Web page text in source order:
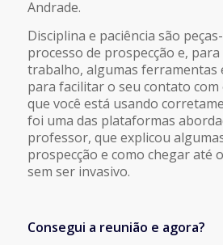
Andrade.
Disciplina e paciência são
processo de prospecção e,
trabalho, algumas ferramentas
para facilitar o seu contato com
que você está usando
foi uma das plataformas
professor, que explicou
prospecção e como chegar até
sem ser invasivo.
Consegui a reunião e agora?